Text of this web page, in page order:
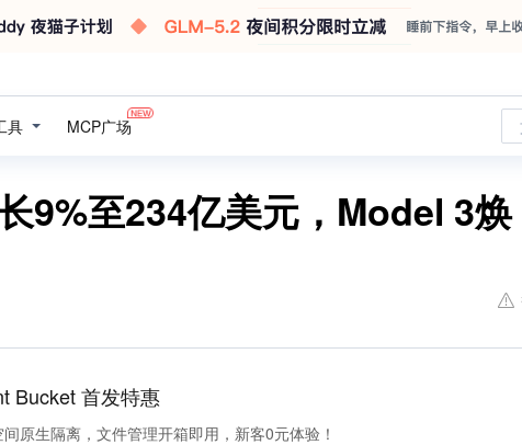
具 MCP广场
9%至234亿美元，Model 3焕
Bucket 首发特惠
原生隔离，文件管理开箱即用，新客0元体验！